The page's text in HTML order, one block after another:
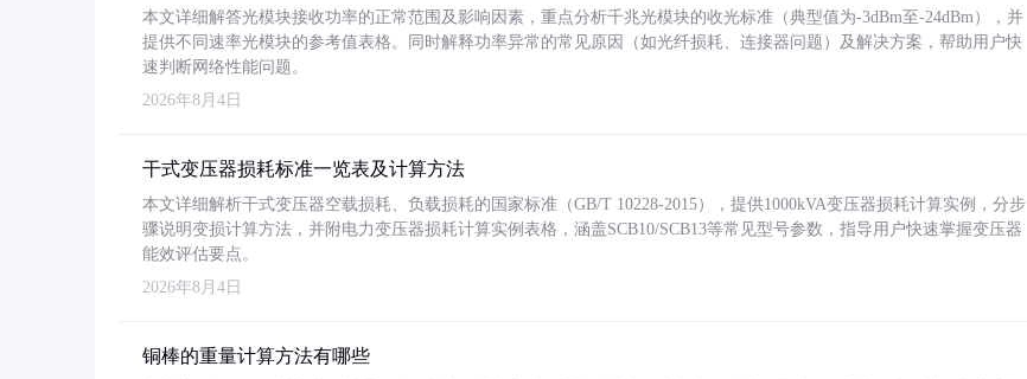
本文详细解答光模块接收功率的正常范围及影响因素，重点分析千兆光模块的收光标准（典型值为-3dBm至-24dBm），并
提供不同速率光模块的参考值表格。同时解释功率异常的常见原因（如光纤损耗、连接器问题）及解决方案，帮助用户快
速判断网络性能问题。
2026年8月4日
干式变压器损耗标准一览表及计算方法
本文详细解析干式变压器空载损耗、负载损耗的国家标准（GB/T 10228-2015），提供1000kVA变压器损耗计算实例，分步
骤说明变损计算方法，并附电力变压器损耗计算实例表格，涵盖SCB10/SCB13等常见型号参数，指导用户快速掌握变压器
能效评估要点。
2026年8月4日
铜棒的重量计算方法有哪些